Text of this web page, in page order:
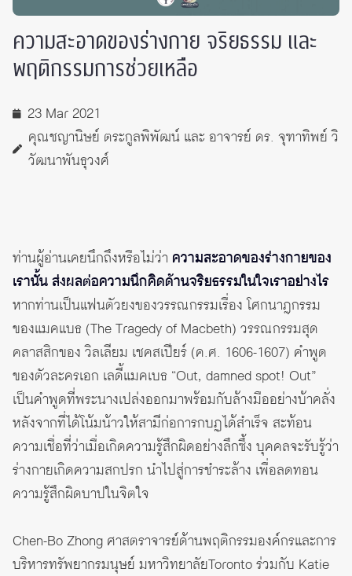
ความสะอาดของร่างกาย จริยธรรม และ
พฤติกรรมการช่วยเหลือ
23 Mar 2021
คุณชญานิษย์ ตระกูลพิพัฒน์ และ อาจารย์ ดร. จุฑาทิพย์ วิ
วัฒนาพันธุวงศ์
ท่านผู้อ่านเคยนึกถึงหรือไม่ว่า ความสะอาดของร่างกายของ
เรานั้น ส่งผลต่อความนึกคิดด้านจริยธรรมในใจเราอย่างไร
หากท่านเป็นแฟนตัวยงของวรรณกรรมเรื่อง โศกนาฎกรรม
ของแมคแบธ (The Tragedy of Macbeth) วรรณกรรมสุด
คลาสสิกของ วิลเลียม เชคสเปียร์ (ค.ศ. 1606-1607) คำพูด
ของตัวละครเอก เลดี้แมคเบธ “Out, damned spot! Out”
เป็นคำพูดที่พระนางเปล่งออกมาพร้อมกับล้างมืออย่างบ้าคลั่ง
หลังจากที่ได้โน้มน้าวให้สามีก่อการกบฏได้สำเร็จ สะท้อน
ความเชื่อที่ว่าเมื่อเกิดความรู้สึกผิดอย่างลึกซึ้ง บุคคลจะรับรู้ว่า
ร่างกายเกิดความสกปรก นำไปสู่การชำระล้าง เพื่อลดทอน
ความรู้สึกผิดบาปในจิตใจ
Chen-Bo Zhong ศาสตราจารย์ด้านพฤติกรรมองค์กรและการ
บริหารทรัพยากรมนุษย์ มหาวิทยาลัยToronto ร่วมกับ Katie